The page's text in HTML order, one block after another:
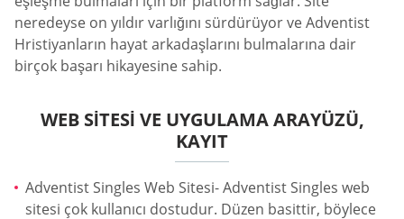
neredeyse on yıldır varlığını sürdürüyor ve Adventist
Hristiyanların hayat arkadaşlarını bulmalarına dair
birçok başarı hikayesine sahip.
WEB SITESI VE UYGULAMA ARAYÜZÜ,
KAYIT
Adventist Singles Web Sitesi- Adventist Singles web
sitesi çok kullanıcı dostudur. Düzen basittir, böylece